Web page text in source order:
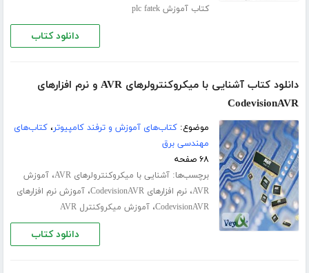
کتاب آموزش plc fatek
دانلود کتاب
دانلود کتاب آشنایی با میکروکنترولرهای AVR و نرم افزارهای
CodevisionAVR
موضوع:کتاب‌های آموزش و ترفند کامپیوتر،کتاب‌های
مهندسی برق
۶۸ صفحه
برچسب‌ها:آشنایی با میکروکنترولرهای AVR ،آموزش
AVR،نرم افزارهای CodevisionAVR ،آموزش نرم افزارهای
CodevisionAVR،آموزش میکروکنترل AVR
دانلود کتاب